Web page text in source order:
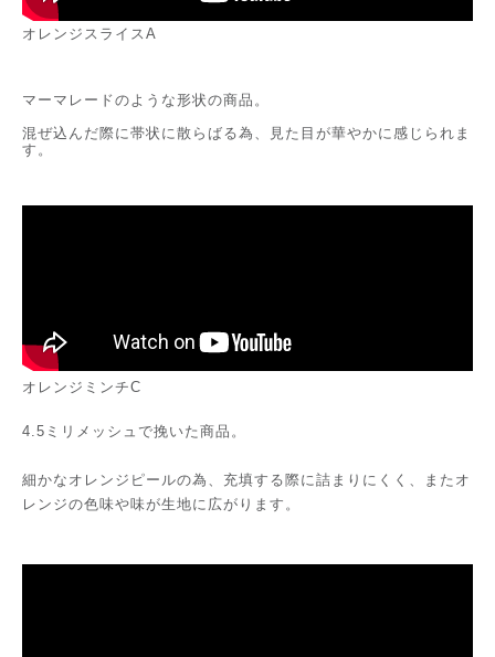
オレンジスライスA
マーマレードのような形状の商品。
混ぜ込んだ際に帯状に散らばる為、見た目が華やかに感じられま
す。
オレンジミンチC
4.5ミリメッシュで挽いた商品。
細かなオレンジピールの為、充填する際に詰まりにくく、またオ
レンジの色味や味が生地に広がります。